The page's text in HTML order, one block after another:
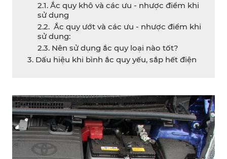
2.1. Ắc quy khô và các ưu - nhược điểm khi
sử dụng
2.2. Ắc quy ướt và các ưu - nhược điểm khi
sử dụng:
2.3. Nên sử dụng ắc quy loại nào tốt?
3. Dấu hiệu khi bình ắc quy yếu, sắp hết điện